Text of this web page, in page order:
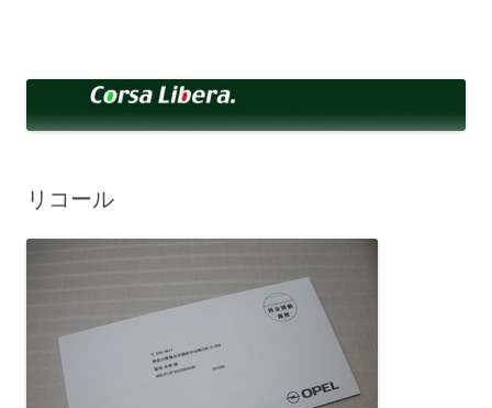
へ
ッ
リコール